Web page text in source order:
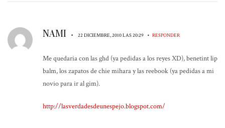
NAMI • 22 DICIEMBRE, 2010 LAS 20:29 • RESPONDER
Me quedaria con las ghd (ya pedidas a los reyes XD), benetint lip
balm, los zapatos de chie mihara y las reebook (ya pedidas a mi
novio para ir al gim).
http://lasverdadesdeunespejo.blogspot.com/